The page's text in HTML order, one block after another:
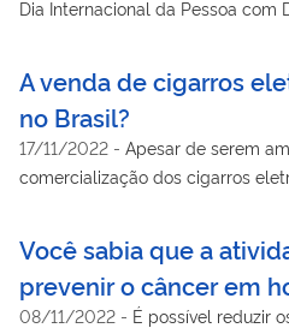
Dia Internacional da Pessoa com
A venda de cigarros
no Brasil?
17/11/2022 - Apesar de serem
comercialização dos cigarros
Você sabia que a
prevenir o câncer em
08/11/2022 - É possível reduzir